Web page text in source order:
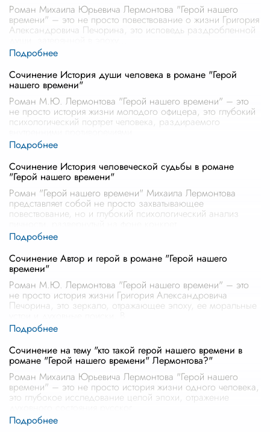
Роман Михаила Юрьевича Лермонтова "Герой нашего
времени" – это не просто повествование о жизни Григория
Александровича Печорина, это исповедь раздробленной
Сочинение История души человека в романе "Герой
нашего времени"
Роман М.Ю. Лермонтова "Герой нашего времени" – это
не просто история жизни молодого офицера, это глубокий
психологический портрет человека, раздираемого
Сочинение История человеческой судьбы в романе
"Герой нашего времени"
Роман "Герой нашего времени" Михаила Лермонтова
представляет собой не просто захватывающее
повествование, но и глубокий психологический анализ
Сочинение Автор и герой в романе "Герой нашего
времени"
Роман М.Ю. Лермонтова "Герой нашего времени" – это
не просто история жизни Григория Александровича
Печорина, это зеркало, отражающее эпоху, ее моральные
Сочинение на тему "кто такой герой нашего времени в
романе "Герой нашего времени" Лермонтова?"
Роман Михаила Юрьевича Лермонтова "Герой нашего
времени" – это не просто история жизни одного человека,
это глубокое исследование целой эпохи, отражение